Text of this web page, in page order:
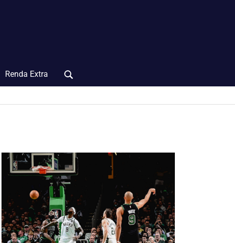
Renda Extra
Search